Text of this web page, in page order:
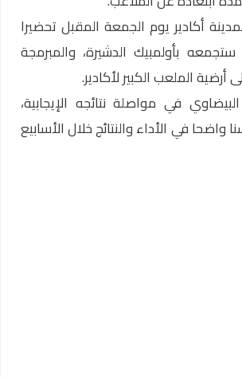
أكادير يوم الجمعة المقبل تحضيرا
بأولمبيك الدشيرة، والمبرمجة
أرضية الملعب الكبير لأكادير.
في مواصلة نتائجه الإيجابية،
واضحا في الأداء والنتائج خلال الأسابيع